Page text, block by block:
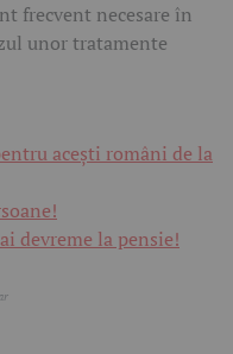
frecvent necesare în
unor tratamente
acești români de la
devreme la pensie!